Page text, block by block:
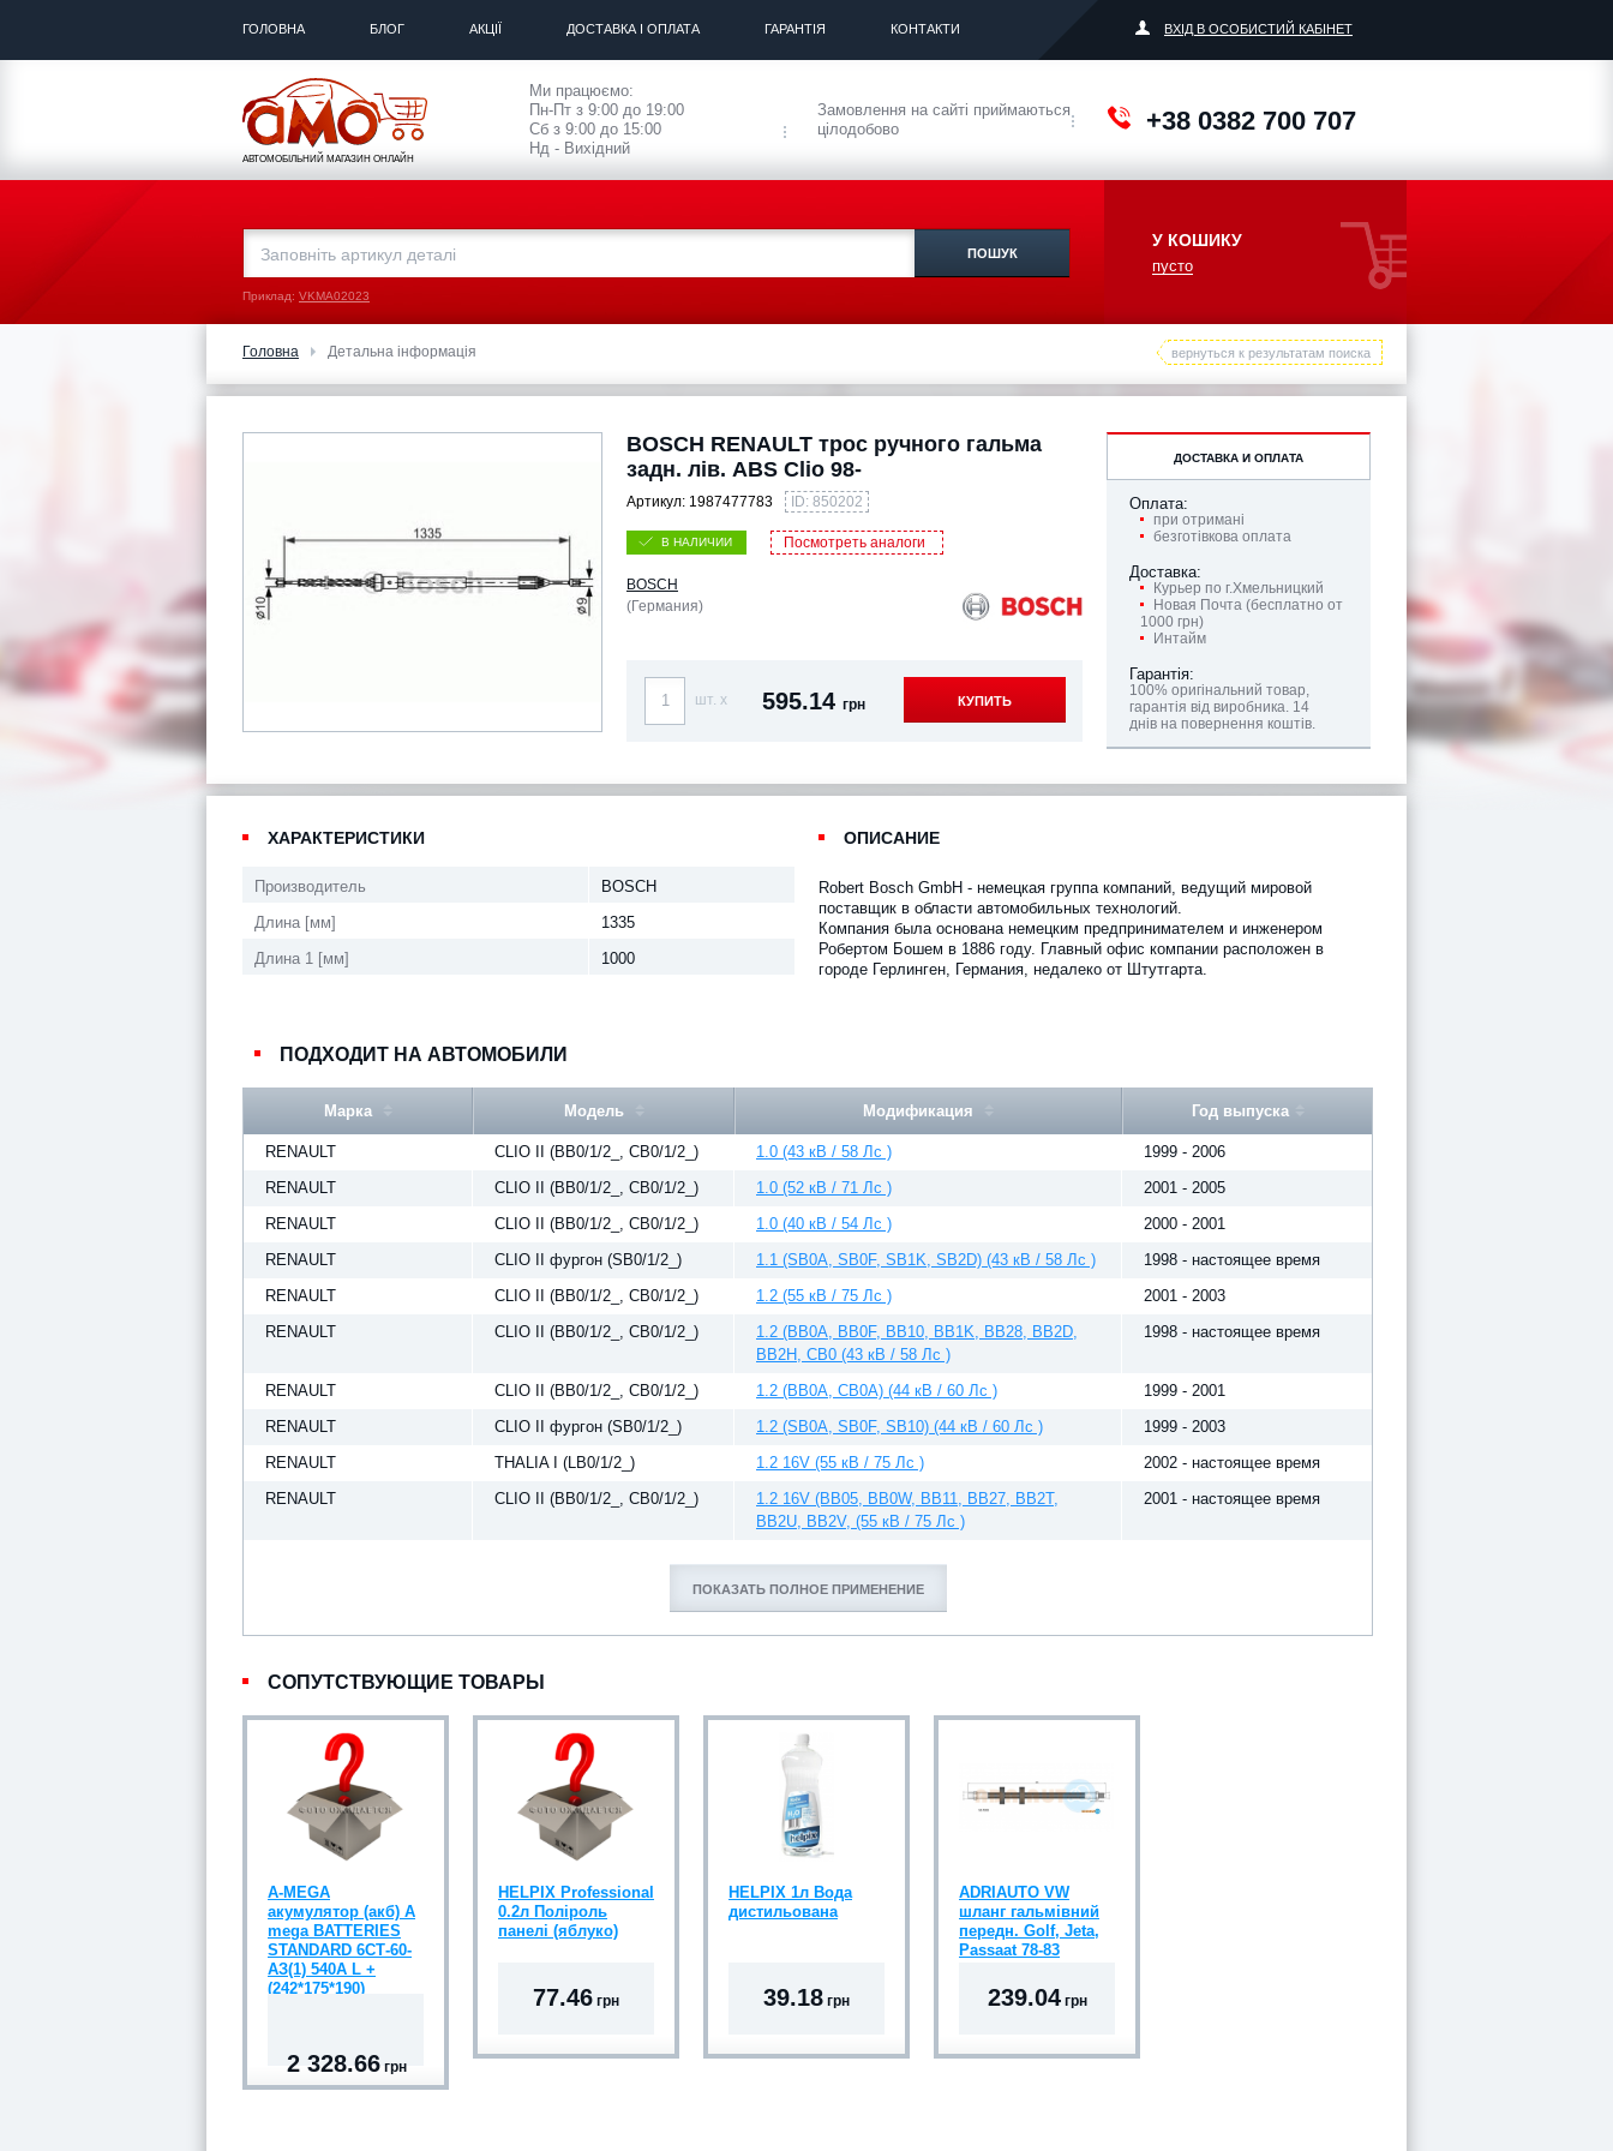
ГОЛОВНА БЛОГ АКЦІЇ ДОСТАВКА І ОПЛАТА ГАРАНТІЯ КОНТАКТИ ВХІД В ОСОБИСТИЙ КАБІНЕТ
АВТОМОБІЛЬНИЙ МАГАЗИН ОНЛАЙН
Ми працюємо:
Пн-Пт з 9:00 до 19:00
Сб з 9:00 до 15:00
Нд - Вихідний
Замовлення на сайті приймаються
цілодобово
+38 0382 700 707
Приклад: VKMA02023
У КОШИКУ
пусто
Головна Детальна інформація вернуться к результатам поиска
BOSCH RENAULT трос ручного гальма
задн. лів. ABS Clio 98-
Артикул: 1987477783 ID: 850202
В НАЛИЧИИ Посмотреть аналоги
BOSCH
(Германия)
шт. x 595.14 грн КУПИТЬ
ДОСТАВКА И ОПЛАТА
Оплата:
при отримані
безготівкова оплата
Доставка:
Курьер по г.Хмельницкий
Новая Почта (бесплатно от
1000 грн)
Интайм
Гарантія:
100% оригінальний товар,
гарантія від виробника. 14
днів на повернення коштів.
ХАРАКТЕРИСТИКИ
Производитель
BOSCH
Длина [мм]
1335
Длина 1 [мм]
1000
ОПИСАНИЕ
Robert Bosch GmbH - немецкая группа компаний, ведущий мировой
поставщик в области автомобильных технологий.
Компания была основана немецким предпринимателем и инженером
Робертом Бошем в 1886 году. Главный офис компании расположен в
городе Герлинген, Германия, недалеко от Штутгарта.
ПОДХОДИТ НА АВТОМОБИЛИ
Марка Модель Модификация Год выпуска
RENAULT CLIO II (BB0/1/2_, CB0/1/2_) 1.0 (43 кВ / 58 Лс )
1999 - 2006
RENAULT
CLIO II (BB0/1/2_, CB0/1/2_) 1.0 (52 кВ / 71 Лс )
2001 - 2005
RENAULT
CLIO II (BB0/1/2_, CB0/1/2_) 1.0 (40 кВ / 54 Лс )
2000 - 2001
RENAULT
CLIO II фургон (SB0/1/2_) 1.1 (SB0A, SB0F, SB1K, SB2D) (43 кВ / 58 Лс )
1998 - настоящее время
RENAULT
CLIO II (BB0/1/2_, CB0/1/2_) 1.2 (55 кВ / 75 Лс )
2001 - 2003
RENAULT
CLIO II (BB0/1/2_, CB0/1/2_)
1.2 (BB0A, BB0F, BB10, BB1K, BB28, BB2D,
BB2H, CB0 (43 кВ / 58 Лс )
1998 - настоящее время
RENAULT CLIO II (BB0/1/2_, CB0/1/2_) 1.2 (BB0A, CB0A) (44 кВ / 60 Лс )
1999 - 2001
RENAULT
CLIO II фургон (SB0/1/2_) 1.2 (SB0A, SB0F, SB10) (44 кВ / 60 Лс )
1999 - 2003
RENAULT
THALIA I (LB0/1/2_) 1.2 16V (55 кВ / 75 Лс )
2002 - настоящее время
RENAULT
CLIO II (BB0/1/2_, CB0/1/2_)
1.2 16V (BB05, BB0W, BB11, BB27, BB2T,
BB2U, BB2V, (55 кВ / 75 Лс )
2001 - настоящее время
ПОКАЗАТЬ ПОЛНОЕ ПРИМЕНЕНИЕ
СОПУТСТВУЮЩИЕ ТОВАРЫ
A-MEGA
акумулятор (акб) A
mega BATTERIES
STANDARD 6СТ-60-
АЗ(1) 540A L +
(242*175*190)
2 328.66 грн
HELPIX Professional
0.2л Поліроль
панелі (яблуко)
77.46 грн
HELPIX 1л Вода
дистильована
39.18 грн
ADRIAUTO VW
шланг гальмівний
передн. Golf, Jeta,
Passaat 78-83
239.04грн